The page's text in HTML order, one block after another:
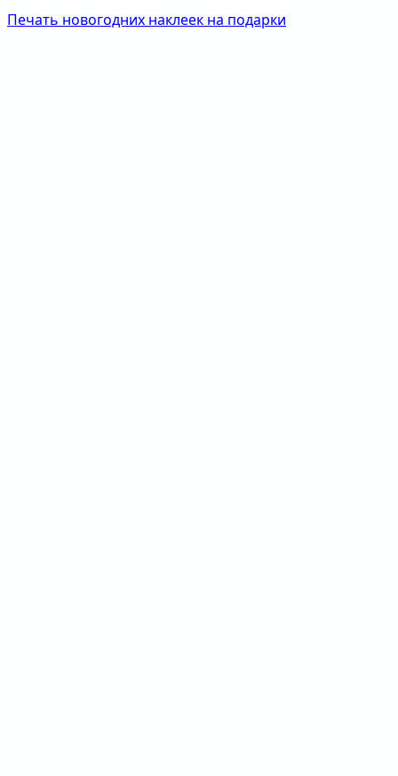
Печать новогодних наклеек на подарки